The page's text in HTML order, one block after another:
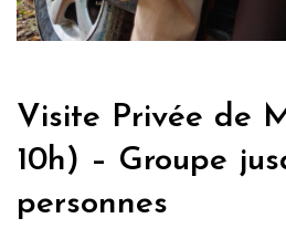
Visite Privée de
10h) – Groupe
personnes